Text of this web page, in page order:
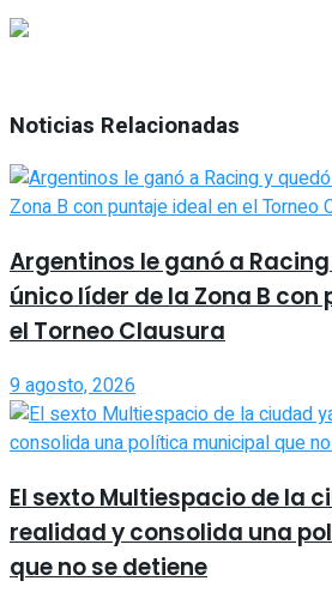
Noticias Relacionadas
Argentinos le ganó a
único líder de la Zona B con
el Torneo Clausura
9 agosto, 2026
El sexto Multiespacio de la
realidad y consolida una
que no se detiene